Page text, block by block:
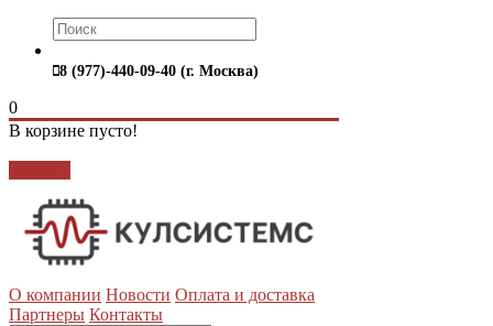
8 (977)-440-09-40 (г. Москва)
0
В корзине пусто!
О компании Новости Оплата и доставка
Партнеры Контакты